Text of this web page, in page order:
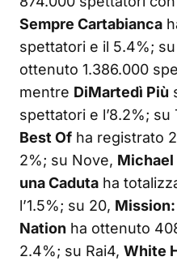
Sempre Cartabianca
spettatori e il 5.4%; su
ottenuto 1.386.000
mentre DiMartedì Più
spettatori e l’8.2%; su
Best Of ha registrato
2%; su Nove, Michael
una Caduta ha
l’1.5%; su 20, Mission:
Nation ha ottenuto
2.4%; su Rai4, White